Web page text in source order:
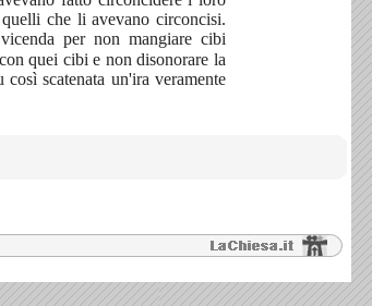
che li avevano circoncisi.
per non mangiare cibi
quei cibi e non disonorare la
così scatenata un'ira veramente